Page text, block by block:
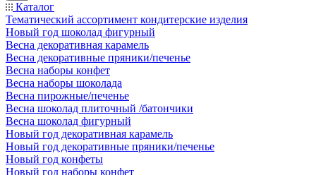
Каталог
Тематический ассортимент кондитерские изделия
Новый год шоколад фигурный
Весна декоративная карамель
Весна декоративные пряники/печенье
Весна наборы конфет
Весна наборы шоколада
Весна пирожные/печенье
Весна шоколад плиточный /батончики
Весна шоколад фигурный
Новый год декоративная карамель
Новый год декоративные пряники/печенье
Новый год конфеты
Новый год наборы конфет